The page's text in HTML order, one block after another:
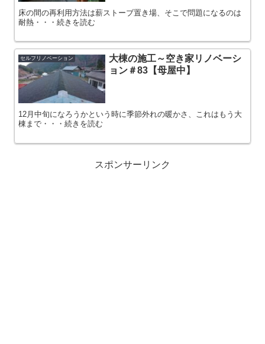
床の間の再利用方法は薪ストーブ置き場、そこで問題になるのは
耐熱・・・続きを読む
セルフリノベーション
大棟の施工～空き家リノベーシ
ョン＃83【母屋中】
12月中旬になろうかという時に季節外れの暖かさ、これはもう大
棟まで・・・続きを読む
スポンサーリンク